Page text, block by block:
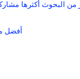
من البحوث أكثرها
أفضل